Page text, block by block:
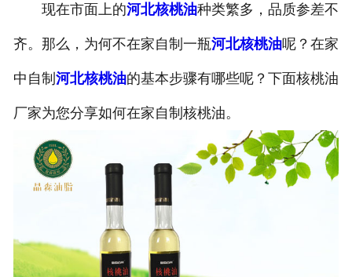
现在市面上的河北核桃油种类繁多，品质参差不
齐。那么，为何不在家自制一瓶河北核桃油呢？在家
中自制 河北核桃油的基本步骤有哪些呢？下面核桃油
厂家为您分享如何在家自制核桃油。